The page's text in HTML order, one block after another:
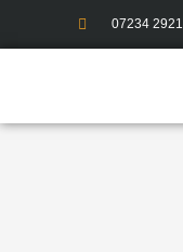
07234 2921